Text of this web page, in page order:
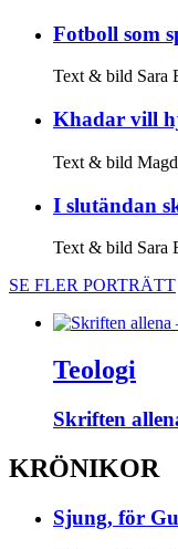
Fotboll som
Text & bild Sara
Khadar vill
Text & bild
I slut­ändan
Text & bild Sara
SE FLER PORTRÄTT
Teologi
Skriften
KRÖNIKOR
Sjung, för